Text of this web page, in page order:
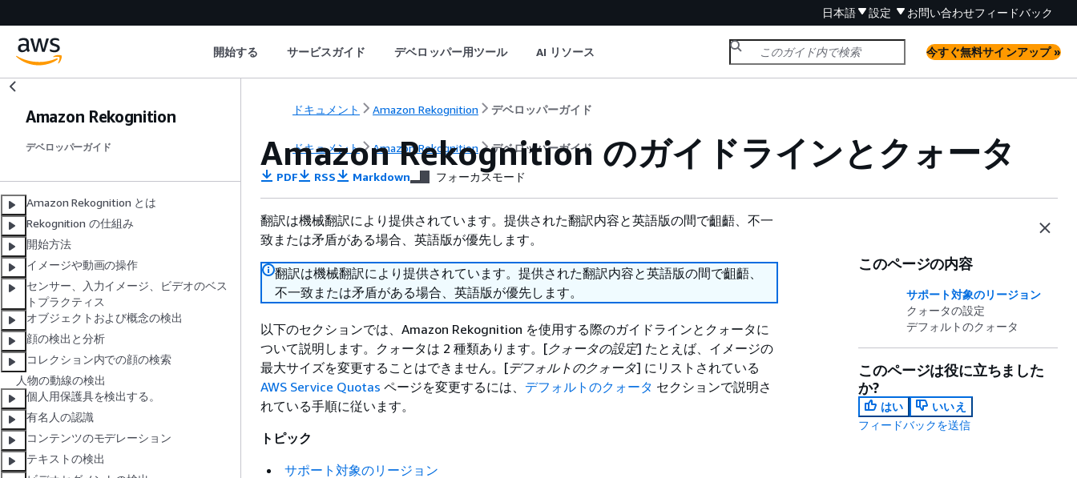
日本語 設定 お問い合わせフィードバック
開始する サービスガイド デベロッパー用ツール AI リソース 今すぐ無料サインアップ »
Amazon Rekognition
デベロッパーガイド
Amazon Rekognition とは
Rekognition の仕組み
開始方法
イメージや動画の操作
センサー、入力イメージ、ビデオのベス
トプラクティス
オブジェクトおよび概念の検出
顔の検出と分析
コレクション内での顔の検索
人物の動線の検出
個人用保護具を検出する。
有名人の認識
コンテンツのモデレーション
テキストの検出
ドキュメント Amazon Rekognition デベロッパーガイド
ドキュメント Amazon Rekognition デベロッパーガイド
Amazon Rekognition のガイドラインとクォータ
PDF RSS Markdown フォーカスモード
翻訳は機械翻訳により提供されています。提供された翻訳内容と英語版の間で齟齬、不一
致または矛盾がある場合、英語版が優先します。
翻訳は機械翻訳により提供されています。提供された翻訳内容と英語版の間で齟齬、
不一致または矛盾がある場合、英語版が優先します。
以下のセクションでは、Amazon Rekognition を使用する際のガイドラインとクォータに
ついて説明します。クォータは 2 種類あります。[クォータの設定] たとえば、イメージの
最大サイズを変更することはできません。[デフォルトのクォータ] にリストされている
AWS Service Quotas ページを変更するには、 デフォルトのクォータ セクションで説明さ
れている手順に従います。
トピック
サポート対象のリージョン
このページの内容
サポート対象のリージョン
クォータの設定
デフォルトのクォータ
このページは役に立ちました
か?
はい
いいえ
フィードバックを送信